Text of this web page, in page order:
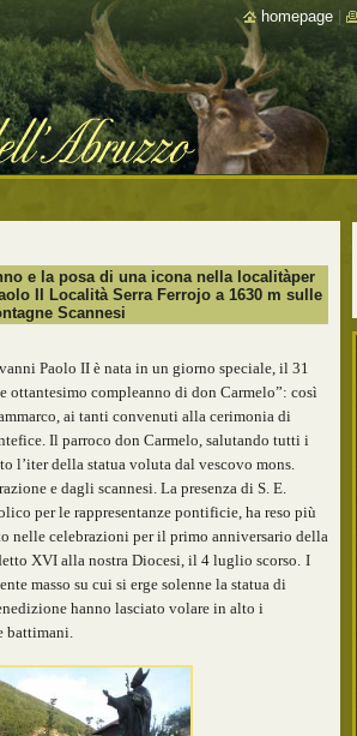
e la posa di una icona nella localitàper
II Località Serra Ferrojo a 1630 m sulle
Scannesi
Paolo II è nata in un giorno speciale, il 31
ottantesimo compleanno di don Carmelo”: così
ai tanti convenuti alla cerimonia di
Il parroco don Carmelo, salutando tutti i
l’iter della statua voluta dal vescovo mons.
e dagli scannesi. La presenza di S. E.
per le rappresentanze pontificie, ha reso più
nelle celebrazioni per il primo anniversario della
XVI alla nostra Diocesi, il 4 luglio scorso. I
masso su cui si erge solenne la statua di
hanno lasciato volare in alto i
battimani.
homepage